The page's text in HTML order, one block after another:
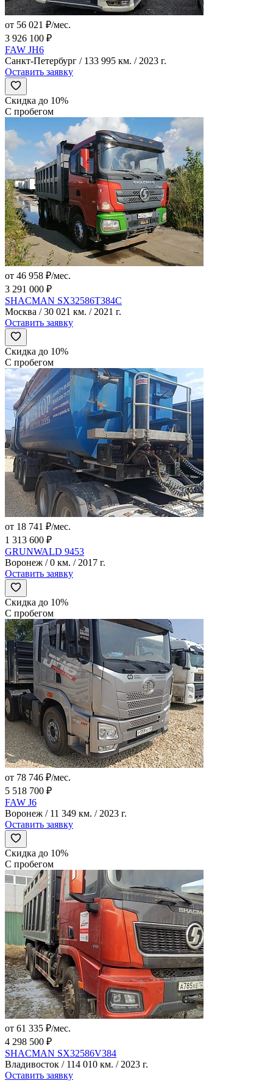
от 56 021 ₽/мес.
3 926 100 ₽
FAW JH6
Санкт-Петербург / 133 995 км. / 2023 г.
Оставить заявку
Скидка до 10%
С пробегом
от 46 958 ₽/мес.
3 291 000 ₽
SHACMAN SX32586T384C
Москва / 30 021 км. / 2021 г.
Оставить заявку
Скидка до 10%
С пробегом
от 18 741 ₽/мес.
1 313 600 ₽
GRUNWALD 9453
Воронеж / 0 км. / 2017 г.
Оставить заявку
Скидка до 10%
С пробегом
от 78 746 ₽/мес.
5 518 700 ₽
FAW J6
Воронеж / 11 349 км. / 2023 г.
Оставить заявку
Скидка до 10%
С пробегом
от 61 335 ₽/мес.
4 298 500 ₽
SHACMAN SX32586V384
Владивосток / 114 010 км. / 2023 г.
Оставить заявку